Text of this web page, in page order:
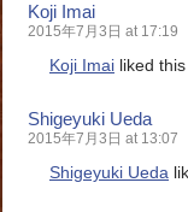
Koji Imai
2015年7月3日 at 17:19
Koji Imai liked
Shigeyuki Ueda
2015年7月3日 at 13:07
Shigeyuki Ueda